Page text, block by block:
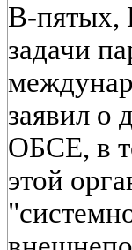
В-пятых,
задачи
заявил о
ОБСЕ, в
этой